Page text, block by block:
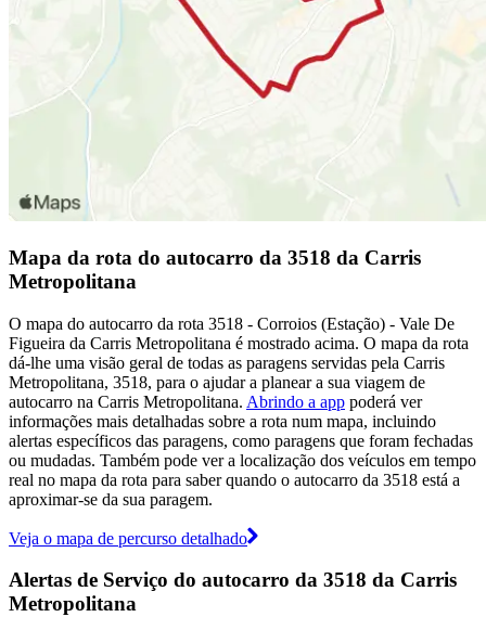
Mapa da rota do autocarro da 3518 da Carris
Metropolitana
O mapa do autocarro da rota 3518 - Corroios (Estação) - Vale De
Figueira da Carris Metropolitana é mostrado acima. O mapa da rota
dá-lhe uma visão geral de todas as paragens servidas pela Carris
Metropolitana, 3518, para o ajudar a planear a sua viagem de
autocarro na Carris Metropolitana. Abrindo a app poderá ver
informações mais detalhadas sobre a rota num mapa, incluindo
alertas específicos das paragens, como paragens que foram fechadas
ou mudadas. Também pode ver a localização dos veículos em tempo
real no mapa da rota para saber quando o autocarro da 3518 está a
aproximar-se da sua paragem.
Veja o mapa de percurso detalhado
Alertas de Serviço do autocarro da 3518 da Carris
Metropolitana